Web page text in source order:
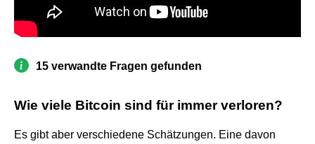
15 verwandte Fragen gefunden
Wie viele Bitcoin sind für immer verloren?
Es gibt aber verschiedene Schätzungen. Eine davon